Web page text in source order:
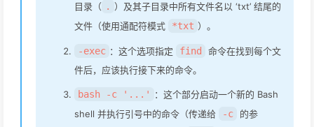
目录（ . ）及其子目录中所有文件名以 ‘txt’ 结尾的
文件（使用通配符模式
*txt ）。
-exec ：这个选项指定 find
命令在找到每个文
件后，应该执行接下来的命令。
bash -c '...'
：这个部分启动一个新的 Bash
shell 并执行引号中的命令（传递给
-c
的参